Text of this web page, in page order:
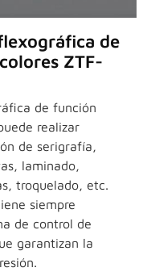
de
ZTF-
de función
realizar
de serigrafía,
laminado,
troquelado, etc.
siempre
de control de
garantizan la